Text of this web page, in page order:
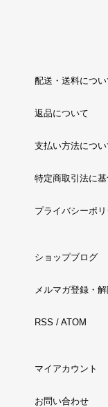
配送・送料につい
返品について
支払い方法につい
特定商取引法に
プライバシーポ
ショップブログ
メルマガ登録・
RSS / ATOM
マイアカウント
お問い合わせ